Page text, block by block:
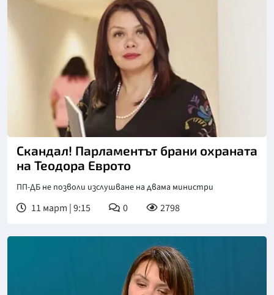
Скандал! Парламентът брани охраната
на Теодора Еврото
ПП-ДБ не позволи изслушване на двама министри
11 март | 9:15 0 2798